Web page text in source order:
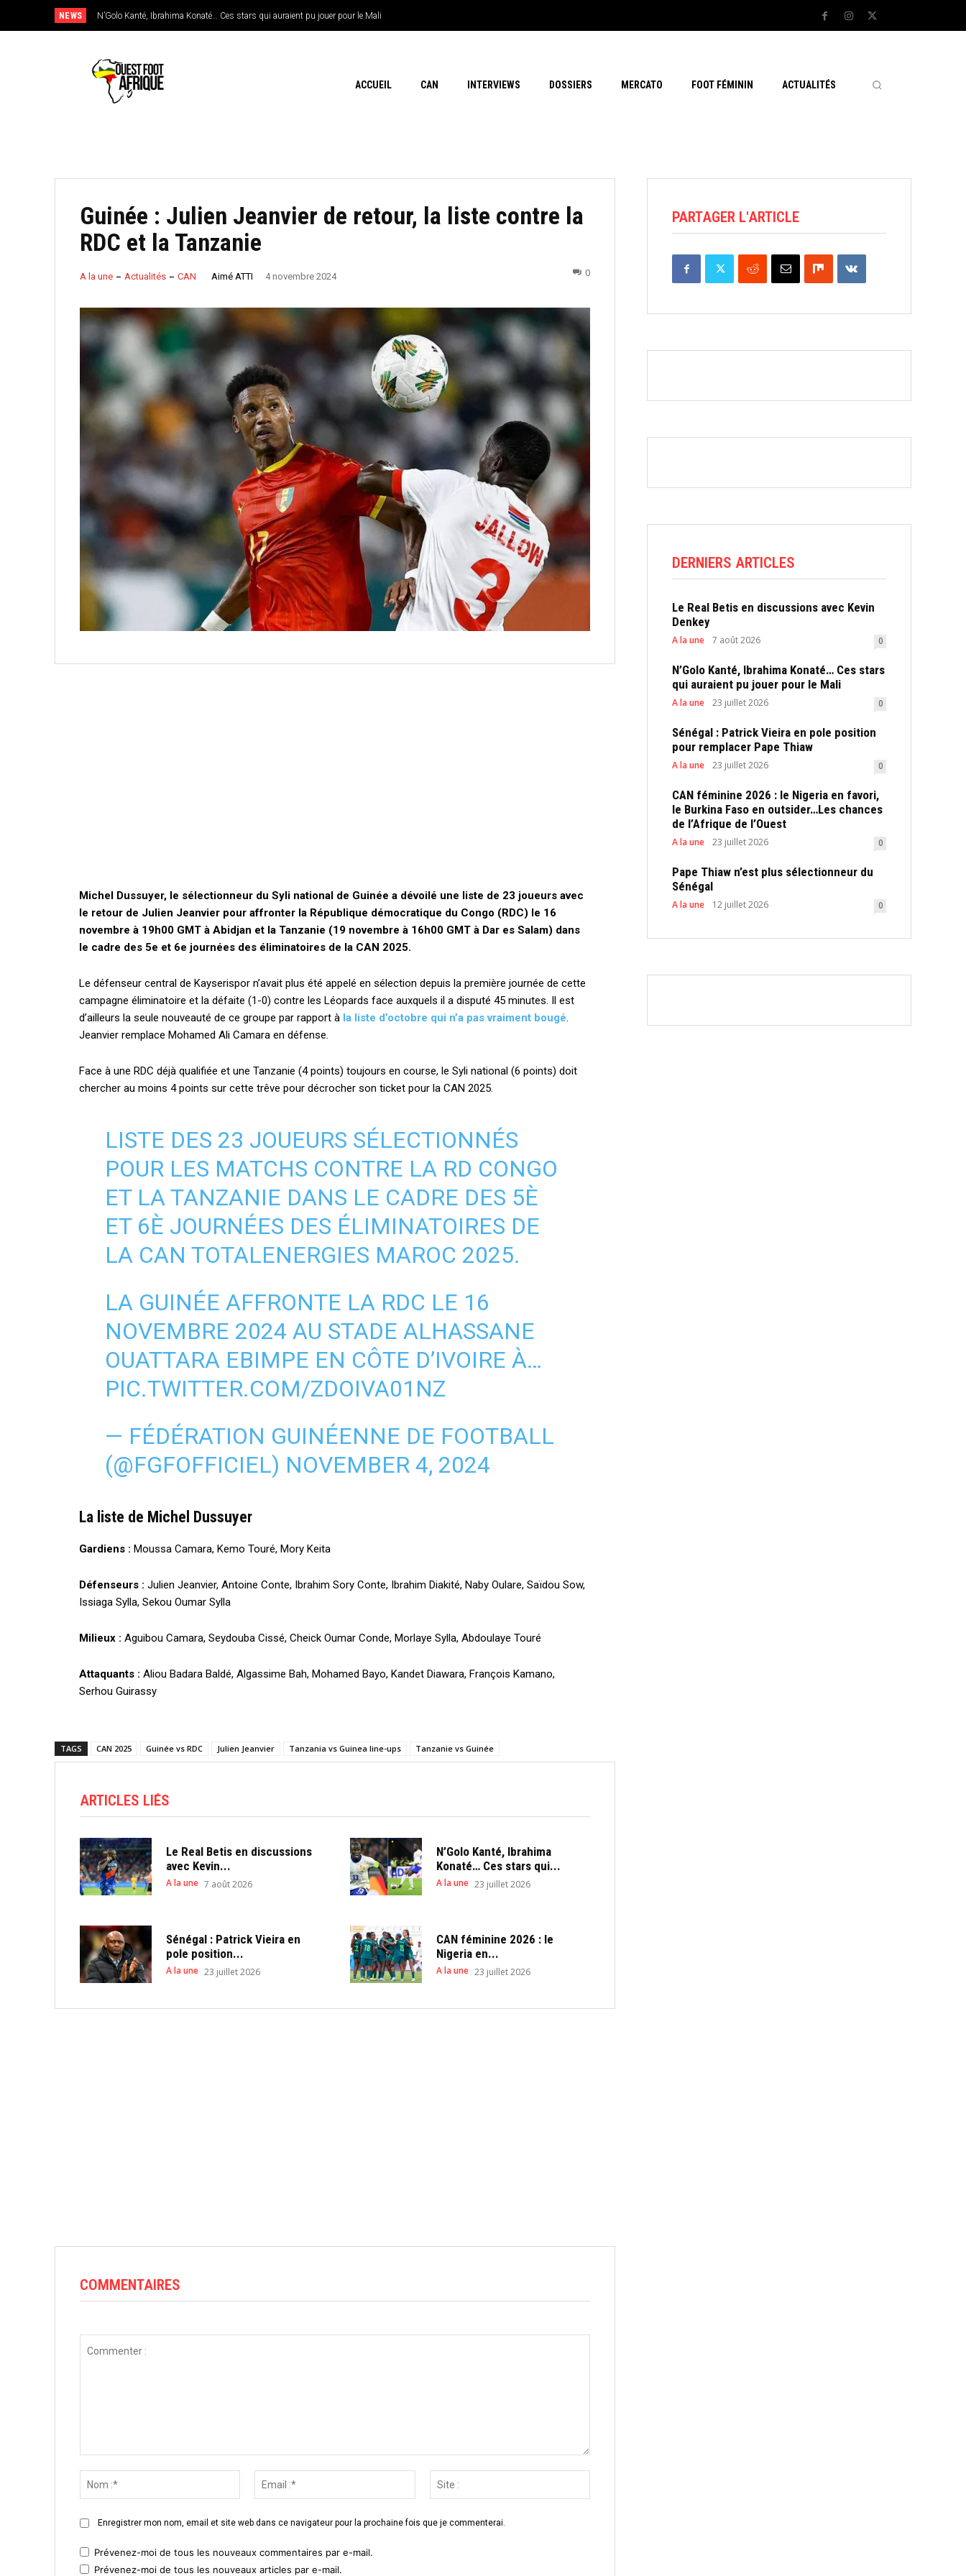
NEWS N’Golo Kanté, Ibrahima Konaté… Ces stars qui auraient pu jouer pour le Mali
Sénégal : Patrick Vieira en pole position pour remplacer Pape Thiaw
ACCUEIL CAN INTERVIEWS DOSSIERS MERCATO FOOT FÉMININ ACTUALITÉS
Guinée : Julien Jeanvier de retour, la liste contre la
RDC et la Tanzanie
A la une Actualités CAN Aimé ATTI 4 novembre 2024 0
Michel Dussuyer, le sélectionneur du Syli national de Guinée a dévoilé une liste de 23 joueurs avec
le retour de Julien Jeanvier pour affronter la République démocratique du Congo (RDC) le 16
novembre à 19h00 GMT à Abidjan et la Tanzanie (19 novembre à 16h00 GMT à Dar es Salam) dans
le cadre des 5e et 6e journées des éliminatoires de la CAN 2025.
Le défenseur central de Kayserispor n’avait plus été appelé en sélection depuis la première journée de cette
campagne éliminatoire et la défaite (1-0) contre les Léopards face auxquels il a disputé 45 minutes. Il est
d’ailleurs la seule nouveauté de ce groupe par rapport à la liste d’octobre qui n’a pas vraiment bougé.
Jeanvier remplace Mohamed Ali Camara en défense.
Face à une RDC déjà qualifiée et une Tanzanie (4 points) toujours en course, le Syli national (6 points) doit
chercher au moins 4 points sur cette trêve pour décrocher son ticket pour la CAN 2025.
LISTE DES 23 JOUEURS SÉLECTIONNÉS
POUR LES MATCHS CONTRE LA RD CONGO
ET LA TANZANIE DANS LE CADRE DES 5È
ET 6È JOURNÉES DES ÉLIMINATOIRES DE
LA CAN TOTALENERGIES MAROC 2025.
LA GUINÉE AFFRONTE LA RDC LE 16
NOVEMBRE 2024 AU STADE ALHASSANE
OUATTARA EBIMPE EN CÔTE D’IVOIRE À…
PIC.TWITTER.COM/ZDOIVA01NZ
— FÉDÉRATION GUINÉENNE DE FOOTBALL
(@FGFOFFICIEL) NOVEMBER 4, 2024
La liste de Michel Dussuyer
Gardiens : Moussa Camara, Kemo Touré, Mory Keita
Défenseurs : Julien Jeanvier, Antoine Conte, Ibrahim Sory Conte, Ibrahim Diakité, Naby Oulare, Saïdou Sow,
Issiaga Sylla, Sekou Oumar Sylla
Milieux : Aguibou Camara, Seydouba Cissé, Cheick Oumar Conde, Morlaye Sylla, Abdoulaye Touré
Attaquants : Aliou Badara Baldé, Algassime Bah, Mohamed Bayo, Kandet Diawara, François Kamano,
Serhou Guirassy
TAGS CAN 2025 Guinée vs RDC Julien Jeanvier Tanzania vs Guinea line-ups Tanzanie vs Guinée
ARTICLES LIÉS
Le Real Betis en discussions
avec Kevin...
A la une 7 août 2026
N’Golo Kanté, Ibrahima
Konaté… Ces stars qui...
A la une 23 juillet 2026
Sénégal : Patrick Vieira en
pole position...
A la une 23 juillet 2026
CAN féminine 2026 : le
Nigeria en...
A la une 23 juillet 2026
COMMENTAIRES
Enregistrer mon nom, email et site web dans ce navigateur pour la prochaine fois que je commenterai.
Prévenez-moi de tous les nouveaux commentaires par e-mail.
Prévenez-moi de tous les nouveaux articles par e-mail.
PARTAGER L'ARTICLE
DERNIERS ARTICLES
Le Real Betis en discussions avec Kevin
Denkey
A la une 7 août 2026 0
N’Golo Kanté, Ibrahima Konaté… Ces stars
qui auraient pu jouer pour le Mali
A la une 23 juillet 2026 0
Sénégal : Patrick Vieira en pole position
pour remplacer Pape Thiaw
A la une 23 juillet 2026 0
CAN féminine 2026 : le Nigeria en favori,
le Burkina Faso en outsider…Les chances
de l’Afrique de l’Ouest
A la une 23 juillet 2026 0
Pape Thiaw n’est plus sélectionneur du
Sénégal
A la une 12 juillet 2026 0